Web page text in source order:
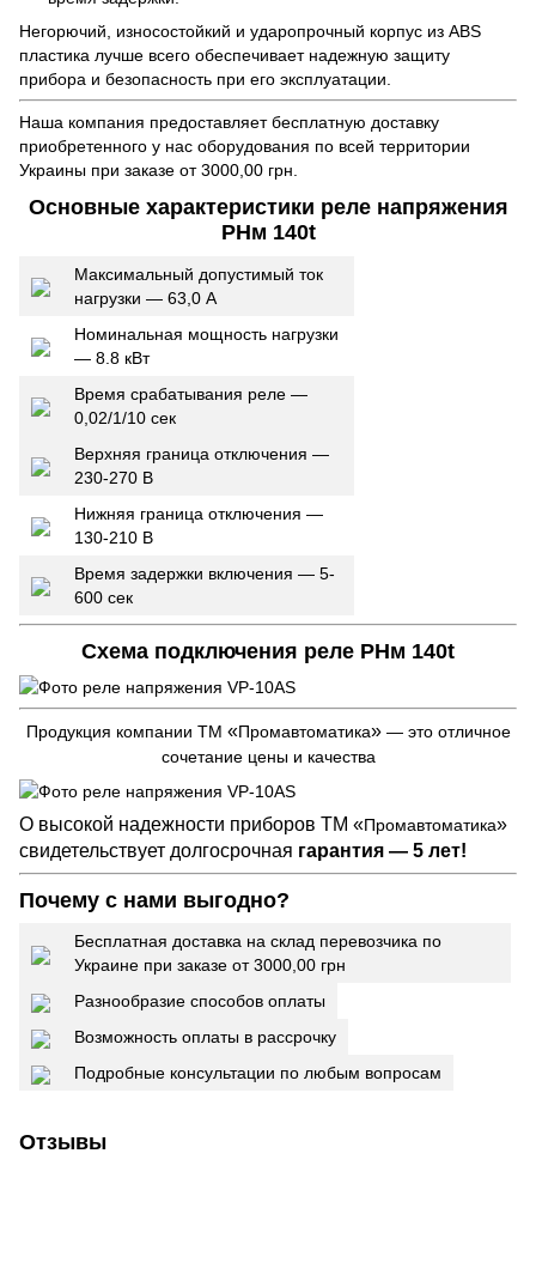
Негорючий, износостойкий и ударопрочный корпус из ABS
пластика лучше всего обеспечивает надежную защиту
прибора и безопасность при его эксплуатации.
Наша компания предоставляет бесплатную доставку
приобретенного у нас оборудования по всей территории
Украины при заказе от 3000,00 грн.
Основные характеристики реле напряжения
РНм 140t
Максимальный допустимый ток
нагрузки — 63,0 А
Номинальная мощность нагрузки
— 8.8 кВт
Время срабатывания реле —
0,02/1/10 сек
Верхняя граница отключения —
230-270 В
Нижняя граница отключения —
130-210 В
Время задержки включения — 5-
600 сек
Схема подключения реле РНм 140t
Продукция компании ТМ «Промавтоматика»— это отличное
сочетание цены и качества
О высокой надежности приборов ТМ «Промавтоматика»
свидетельствует долгосрочная гарантия — 5 лет!
Почему с нами выгодно?
Бесплатная доставка на склад перевозчика по
Украине при заказе от 3000,00 грн
Разнообразие способов оплаты
Возможность оплаты в рассрочку
Подробные консультации по любым вопросам
Отзывы